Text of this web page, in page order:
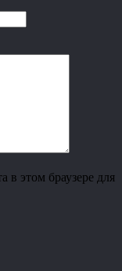
в этом браузере для